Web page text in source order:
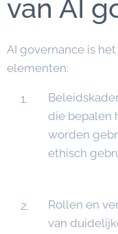
van AI
AI governance is
elementen:
die bepalen
worden
ethisch
Rollen en
van